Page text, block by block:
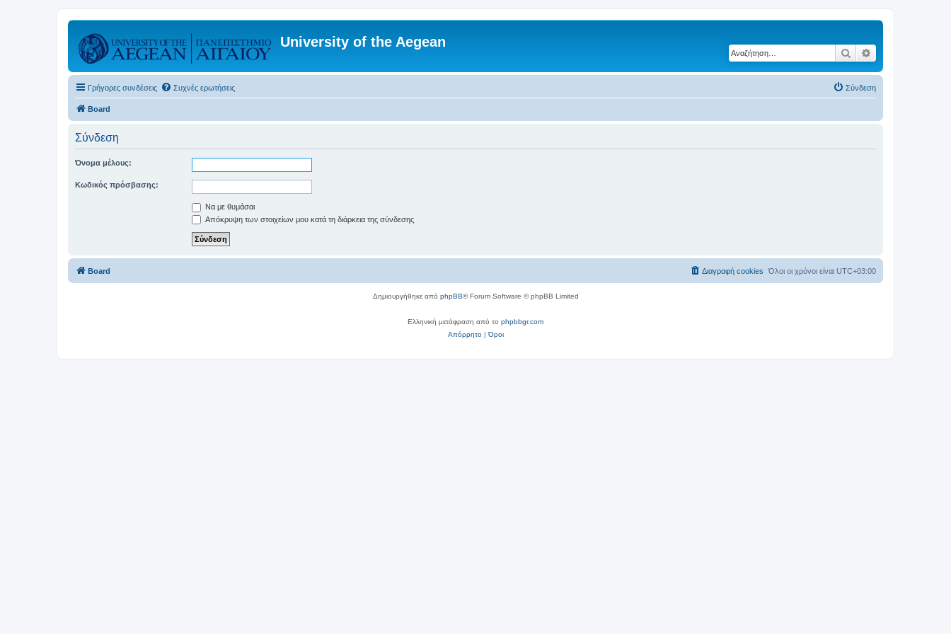
University of the Aegean
Αναζήτηση
Γρήγορες συνδέσεις Συχνές ερωτήσεις Σύνδεση
Board
Σύνδεση
Όνομα μέλους:
Κωδικός πρόσβασης:
Να με θυμάσαι
Απόκρυψη των στοιχείων μου κατά τη διάρκεια της σύνδεσης
Board Όλοι οι χρόνοι είναι UTC+03:00
Διαγραφή cookies
Δημιουργήθηκε από phpBB® Forum Software © phpBB Limited
Ελληνική μετάφραση από το phpbbgr.com
Απόρρητο|Όροι